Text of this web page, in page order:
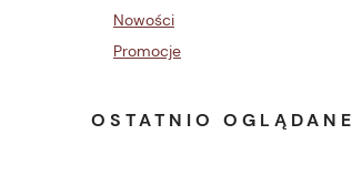
Nowości
Promocje
OSTATNIO OGLĄDANE